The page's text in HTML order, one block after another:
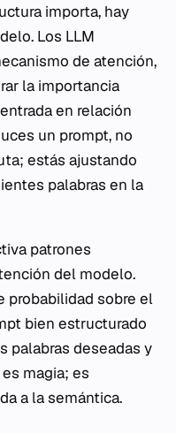
importa, hay
Los LLM
de atención,
la importancia
en relación
un prompt, no
estás ajustando
palabras en la
patrones
del modelo.
probabilidad sobre el
bien estructurado
palabras deseadas y
magia; es
a la semántica.